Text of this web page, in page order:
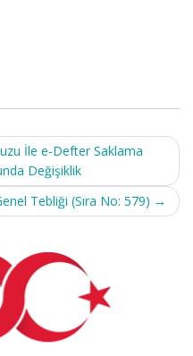
İle e-Defter Saklama
Değişiklik
Tebliği (Sıra No: 579) →